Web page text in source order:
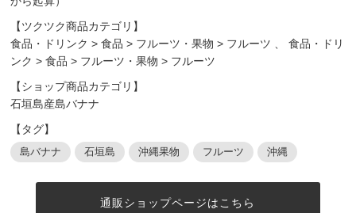
【ツクツク商品カテゴリ】
食品・ドリンク >食品 > フルーツ・果物 > フルーツ 、食品・ドリ
ンク >食品 > フルーツ・果物 > フルーツ
【ショップ商品カテゴリ】
石垣島産島バナナ
【タグ】
島バナナ 石垣島 沖縄果物 フルーツ 沖縄
通販ショップページはこちら